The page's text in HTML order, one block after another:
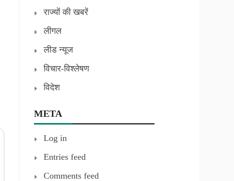
राज्यों की खबरें
लीगल
लीड न्यूज
विचार-विश्लेषण
विदेश
META
Log in
Entries feed
Comments feed